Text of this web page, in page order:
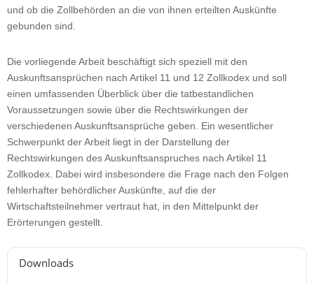
und ob die Zollbehörden an die von ihnen erteilten Auskünfte
gebunden sind.
Die vorliegende Arbeit beschäftigt sich speziell mit den
Auskunftsansprüchen nach Artikel 11 und 12 Zollkodex und soll
einen umfassenden Überblick über die tatbestandlichen
Voraussetzungen sowie über die Rechtswirkungen der
verschiedenen Auskunftsansprüche geben. Ein wesentlicher
Schwerpunkt der Arbeit liegt in der Darstellung der
Rechtswirkungen des Auskunftsanspruches nach Artikel 11
Zollkodex. Dabei wird insbesondere die Frage nach den Folgen
fehlerhafter behördlicher Auskünfte, auf die der
Wirtschaftsteilnehmer vertraut hat, in den Mittelpunkt der
Erörterungen gestellt.
Downloads